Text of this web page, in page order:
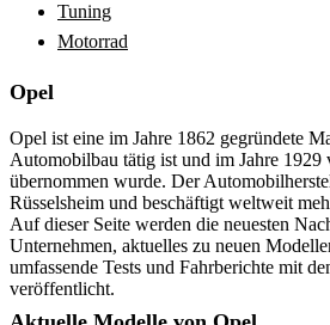
Tuning
Motorrad
Opel
Opel ist eine im Jahre 1862 gegründete
Automobilbau tätig ist und im Jahre 1929
übernommen wurde. Der
Rüsselsheim und beschäftigt weltweit
Auf dieser Seite werden die neuesten
Unternehmen, aktuelles zu neuen
umfassende Tests und Fahrberichte mit
veröffentlicht.